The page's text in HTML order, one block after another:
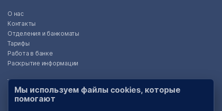
О нас
Контакты
Отделения и банкоматы
Тарифы
Работа в банке
Раскрытие информации
Тендеры
Реализация имущества
Пресс-центр
Мы используем файлы cookies, которые
помогают